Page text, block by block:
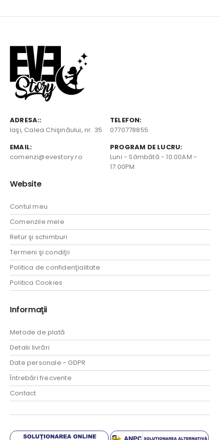
ADRESA::
Iaşi, Calea Chişinăului, nr. 35
TELEFON:
0770778855
EMAIL:
comenzi@evestory.ro
PROGRAM DE LUCRU:
Luni - Sâmbătă - 10:00AM -
17:00PM
Website
Contul meu
Comenzile mele
Retur şi schimburi
Termeni şi condiţii
Politica de confidenţialitate
Politica Cookies
Informaţii
Metode de plată
Detalii livrări
Date personale - GDPR
Întrebări frecvente
Contact